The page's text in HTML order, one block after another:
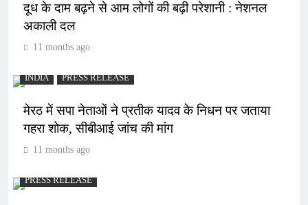
दूध के दाम बढ़ने से आम लोगों की बढ़ी परेशानी : नेशनल
अकाली दल
11 months ago
INDIA PRESS RELEASE
मेरठ में सपा नेताओं ने प्रतीक यादव के निधन पर जताया
गहरा शोक, सीबीआई जांच की मांग
11 months ago
PRESS RELEASE